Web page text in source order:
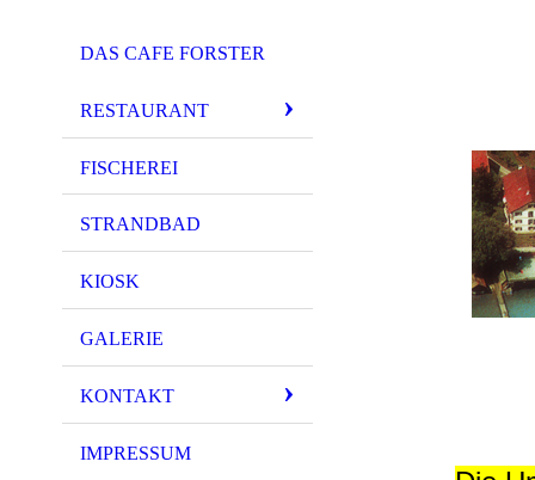
DAS CAFE FORSTER
RESTAURANT
FISCHEREI
STRANDBAD
KIOSK
GALERIE
KONTAKT
IMPRESSUM